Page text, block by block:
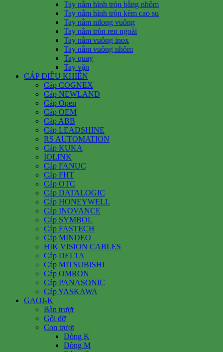
Tay nắm hình tròn bằng nhôm
Tay nắm hình tròn kèm cao su
Tay nắm nilong vuông
Tay nắm tròn ren ngoài
Tay nắm vuông inox
Tay nắm vuông nhôm
Tay quay
Tay vặn
CÁP ĐIỀU KHIỂN
Cáp COGNEX
Cáp NEWLAND
Cáp Open
Cáp OEM
Cáp ABB
Cáp LEADSHINE
RS AUTOMATION
Cáp KUKA
IOLINK
Cáp FANUC
Cáp FHT
Cáp OTC
Cáp DATALOGIC
Cáp HONEYWELL
Cáp INOVANCE
Cáp SYMBOL
Cáp FASTECH
Cáp MINDEO
HIK VISION CABLES
Cáp DELTA
Cáp MITSUBISHI
Cáp OMRON
Cáp PANASONIC
Cáp YASKAWA
GAOJ-K
Bàn trượt
Gối đỡ
Con trượt
Dòng K
Dòng M